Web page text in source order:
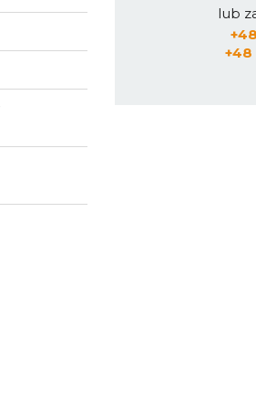
lub
+48